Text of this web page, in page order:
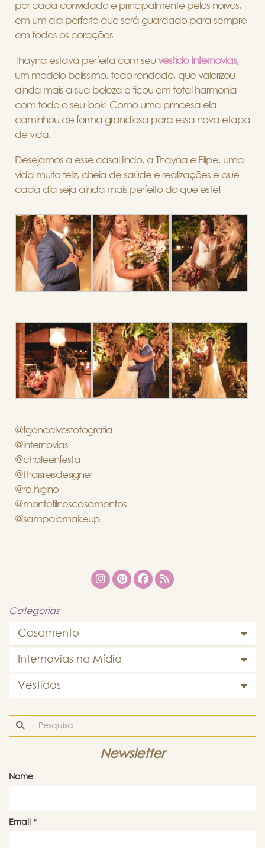
por cada convidado e principalmente pelos noivos,
em um dia perfeito que será guardado para sempre
em todos os corações.
Thayna estava perfeita com seu vestido Internovias,
um modelo belíssimo, todo rendado, que valorizou
ainda mais a sua beleza e ficou em total harmonia
com todo o seu look! Como uma princesa ela
caminhou de forma grandiosa para essa nova etapa
de vida.
Desejamos a esse casal lindo, a Thayna e Filipe, uma
vida muito feliz, cheia de saúde e realizações e que
cada dia seja ainda mais perfeito do que este!
@fgoncalvesfotografia
@internovias
@chaleenfesta
@thaisreisdesigner
@ro.higino
@montefilnescasamentos
@sampaiomakeup
Categorias
Casamento
Internovias na Mídia
Vestidos
Newsletter
Nome
Email *